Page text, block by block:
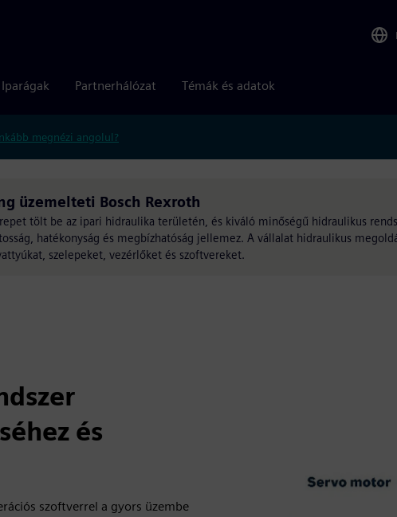
Iparágak Partnerhálózat Témák és adatok
megnézi angolul?
üzemelteti Bosch Rexroth
tölt be az ipari hidraulika területén, és kiváló minőségű hidraulikus
hatékonyság és megbízhatóság jellemez. A vállalat hidraulikus
szelepeket, vezérlőket és szoftvereket.
és
szoftverrel a gyors üzembe